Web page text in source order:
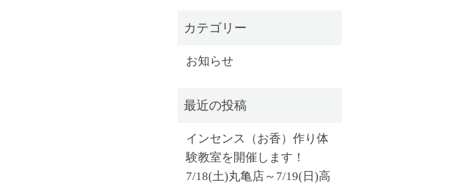
お知らせ
インセンス（お香）作り体
験教室を開催します！
7/18(土)丸亀店～7/19(日)高